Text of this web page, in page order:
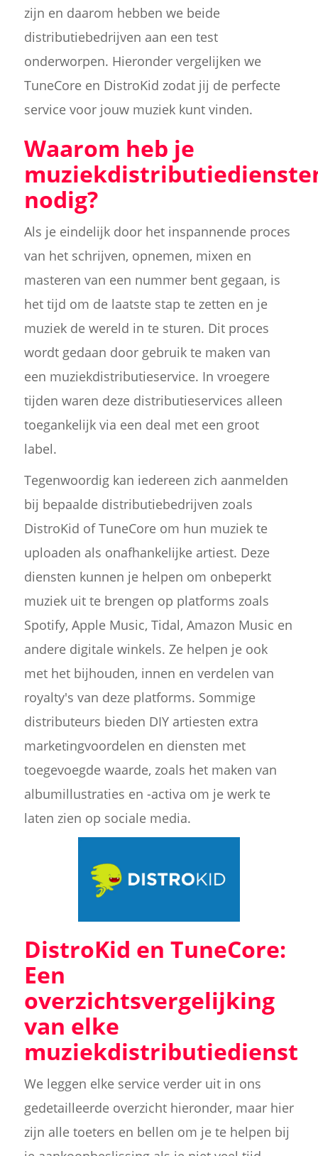
zijn en daarom hebben we beide
distributiebedrijven aan een test
onderworpen. Hieronder vergelijken we
TuneCore en DistroKid zodat jij de perfecte
service voor jouw muziek kunt vinden.
Waarom heb je
nodig?
Als je eindelijk door het inspannende proces
van het schrijven, opnemen, mixen en
masteren van een nummer bent gegaan, is
het tijd om de laatste stap te zetten en je
muziek de wereld in te sturen. Dit proces
wordt gedaan door gebruik te maken van
een muziekdistributieservice. In vroegere
tijden waren deze distributieservices alleen
toegankelijk via een deal met een groot
label.
Tegenwoordig kan iedereen zich aanmelden
bij bepaalde distributiebedrijven zoals
DistroKid of TuneCore om hun muziek te
uploaden als onafhankelijke artiest. Deze
diensten kunnen je helpen om onbeperkt
muziek uit te brengen op platforms zoals
Spotify, Apple Music, Tidal, Amazon Music en
andere digitale winkels. Ze helpen je ook
met het bijhouden, innen en verdelen van
royalty's van deze platforms. Sommige
distributeurs bieden DIY artiesten extra
marketingvoordelen en diensten met
toegevoegde waarde, zoals het maken van
albumillustraties en -activa om je werk te
laten zien op sociale media.
DistroKid en TuneCore:
Een
overzichtsvergelijking
van elke
muziekdistributiedienst
We leggen elke service verder uit in ons
gedetailleerde overzicht hieronder, maar hier
zijn alle toeters en bellen om je te helpen bij